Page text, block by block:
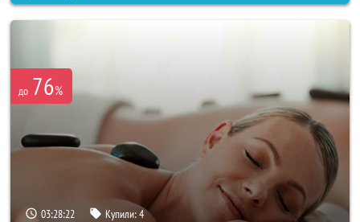
до 76%
03:28:21 Купили:4